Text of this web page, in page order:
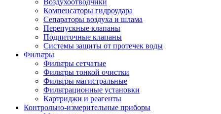
Воздухоотводчики
Компенсаторы гидроудара
Сепараторы воздуха и шлама
Перепускные клапаны
Подпиточные клапаны
Системы защиты от протечек воды
Фильтры
Фильтры сетчатые
Фильтры тонкой очистки
Фильтры магистральные
Фильтрационные установки
Картриджи и реагенты
Контрольно-измерительные приборы